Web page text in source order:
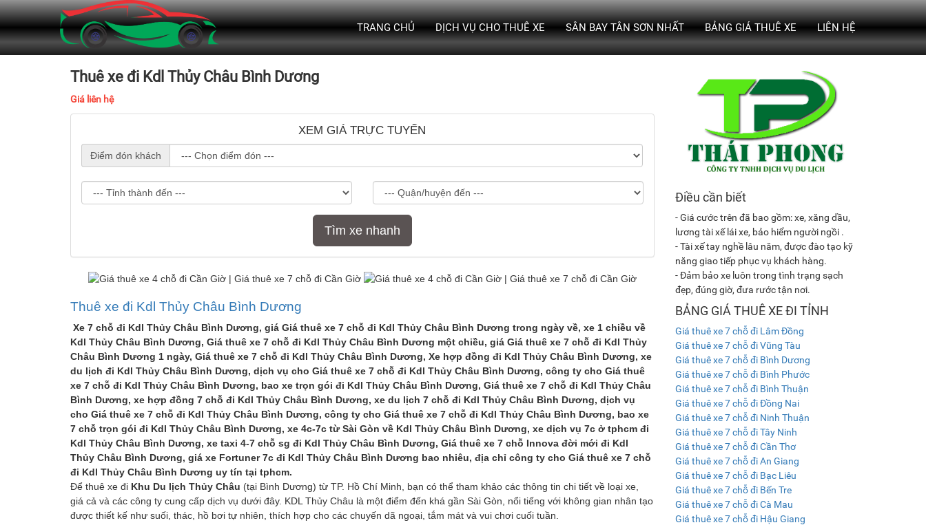
TRANG CHỦ DỊCH VỤ CHO THUÊ XE SÂN BAY TÂN SƠN NHẤT BẢNG GIÁ THUÊ XE LIÊN HỆ
Thuê xe đi Kdl Thủy Châu Bình Dương
Giá liên hệ
XEM GIÁ TRỰC TUYẾN
Điểm đón khách
Tìm xe nhanh
Thuê xe đi Kdl Thủy Châu Bình Dương
Xe 7 chỗ đi Kdl Thủy Châu Bình Dương, giá Giá thuê xe 7 chỗ đi Kdl Thủy Châu Bình Dương trong ngày về, xe 1 chiều về
Kdl Thủy Châu Bình Dương, Giá thuê xe 7 chỗ đi Kdl Thủy Châu Bình Dương một chiều, giá Giá thuê xe 7 chỗ đi Kdl Thủy
Châu Bình Dương 1 ngày, Giá thuê xe 7 chỗ đi Kdl Thủy Châu Bình Dương, Xe hợp đồng đi Kdl Thủy Châu Bình Dương, xe
du lịch đi Kdl Thủy Châu Bình Dương, dịch vụ cho Giá thuê xe 7 chỗ đi Kdl Thủy Châu Bình Dương, công ty cho Giá thuê
xe 7 chỗ đi Kdl Thủy Châu Bình Dương, bao xe trọn gói đi Kdl Thủy Châu Bình Dương, Giá thuê xe 7 chỗ đi Kdl Thủy Châu
Bình Dương, xe hợp đồng 7 chỗ đi Kdl Thủy Châu Bình Dương, xe du lịch 7 chỗ đi Kdl Thủy Châu Bình Dương, dịch vụ
cho Giá thuê xe 7 chỗ đi Kdl Thủy Châu Bình Dương, công ty cho Giá thuê xe 7 chỗ đi Kdl Thủy Châu Bình Dương, bao xe
7 chỗ trọn gói đi Kdl Thủy Châu Bình Dương, xe 4c-7c từ Sài Gòn về Kdl Thủy Châu Bình Dương, xe dịch vụ 7c ở tphcm đi
Kdl Thủy Châu Bình Dương, xe taxi 4-7 chỗ sg đi Kdl Thủy Châu Bình Dương, Giá thuê xe 7 chỗ Innova đời mới đi Kdl
Thủy Châu Bình Dương, giá xe Fortuner 7c đi Kdl Thủy Châu Bình Dương bao nhiêu, địa chỉ công ty cho Giá thuê xe 7 chỗ
đi Kdl Thủy Châu Bình Dương uy tín tại tphcm.
Để thuê xe đi Khu Du lịch Thủy Châu (tại Bình Dương) từ TP. Hồ Chí Minh, bạn có thể tham khảo các thông tin chi tiết về loại xe,
giá cả và các công ty cung cấp dịch vụ dưới đây. KDL Thủy Châu là một điểm đến khá gần Sài Gòn, nổi tiếng với không gian nhân tạo
được thiết kế như suối, thác, hồ bơi tự nhiên, thích hợp cho các chuyến dã ngoại, tắm mát và vui chơi cuối tuần.
Điều cần biết
- Giá cước trên đã bao gồm: xe, xăng dầu,
lương tài xế lái xe, bảo hiểm người ngồi .
- Tài xế tay nghề lâu năm, được đào tạo kỹ
năng giao tiếp phục vụ khách hàng.
- Đảm bảo xe luôn trong tình trạng sạch
đẹp, đúng giờ, đưa rước tận nơi.
BẢNG GIÁ THUÊ XE ĐI TỈNH
Giá thuê xe 7 chỗ đi Lâm Đồng
Giá thuê xe 7 chỗ đi Vũng Tàu
Giá thuê xe 7 chỗ đi Bình Dương
Giá thuê xe 7 chỗ đi Bình Phước
Giá thuê xe 7 chỗ đi Bình Thuận
Giá thuê xe 7 chỗ đi Đồng Nai
Giá thuê xe 7 chỗ đi Ninh Thuận
Giá thuê xe 7 chỗ đi Tây Ninh
Giá thuê xe 7 chỗ đi Cần Thơ
Giá thuê xe 7 chỗ đi An Giang
Giá thuê xe 7 chỗ đi Bạc Liêu
Giá thuê xe 7 chỗ đi Bến Tre
Giá thuê xe 7 chỗ đi Cà Mau
Giá thuê xe 7 chỗ đi Hậu Giang